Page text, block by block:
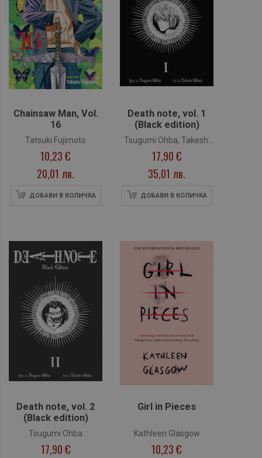
Chainsaw Man, Vol.
16
Tatsuki Fujimoto
10,23 €
20,01 лв.
ДОБАВИ В КОЛИЧКА
Death note, vol. 1
(Black edition)
Tsugumi Ohba, Takeshi
Obata
17,90 €
35,01 лв.
ДОБАВИ В КОЛИЧКА
Death note, vol. 2
(Black edition)
Tsugumi Ohba
17,90 €
Girl in Pieces
Kathleen Glasgow
10,23 €